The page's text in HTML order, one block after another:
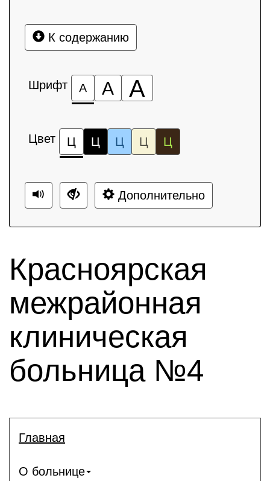
К содержанию
Шрифт А А А
Цвет Ц Ц Ц Ц Ц
Дополнительно
Красноярская
межрайонная
клиническая
больница №4
Главная
О больнице